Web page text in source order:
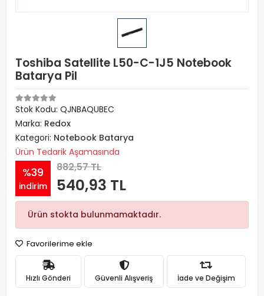
Toshiba Satellite L50-C-1J5 Notebook
Batarya Pil
Stok Kodu: QJNBAQUBEC
Marka: Redox
Kategori: Notebook Batarya
Ürün Tedarik Aşamasında
%39
indirim
882,57 TL
540,93 TL
Ürün stokta bulunmamaktadır.
Favorilerime ekle
Hızlı Gönderi Güvenli Alışveriş İade ve Değişim